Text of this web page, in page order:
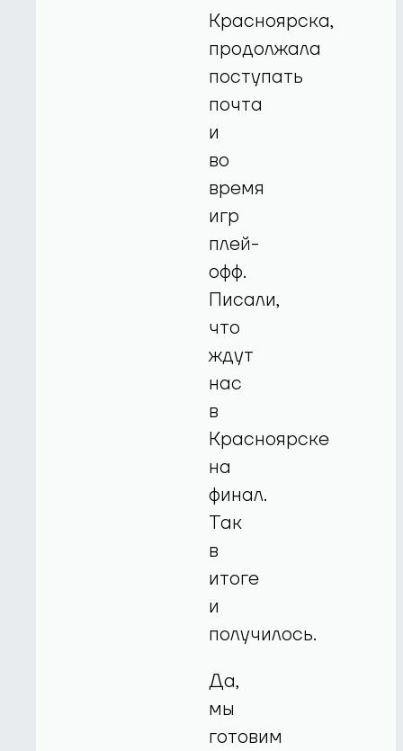
Красноярска,
продолжала
поступать
почта
и
во
время
игр
плей-
офф.
Писали,
что
ждут
нас
в
Красноярске
на
финал.
Так
в
итоге
и
получилось.
Да,
мы
готовим